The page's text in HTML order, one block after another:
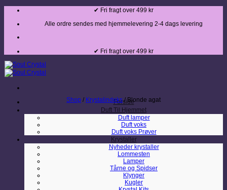
Fortsæt
indhold
✔ Fri fragt over 499 kr
Alle ordre sendes med hjemmelevering 2-4 dags levering
✔ Fri fragt over 499 kr
Forside
Duft Til Hjemmet
Duft lamper
Duft voks
Duft voks Prøver
Krystaller
Nyheder krystaller
Lommesten
Lamper
Tårne og Spidser
Klynger
Kugler
Shop / Krystalindeks /Blonde agat